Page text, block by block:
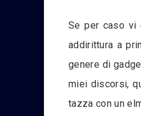
Se per caso vi
addirittura a
genere di
miei discorsi,
tazza con un